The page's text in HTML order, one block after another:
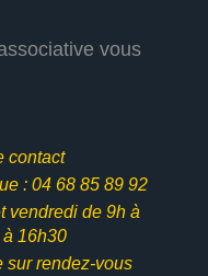
vous
contact
: 04 68 85 89 92
vendredi de 9h à
16h30
sur rendez-vous